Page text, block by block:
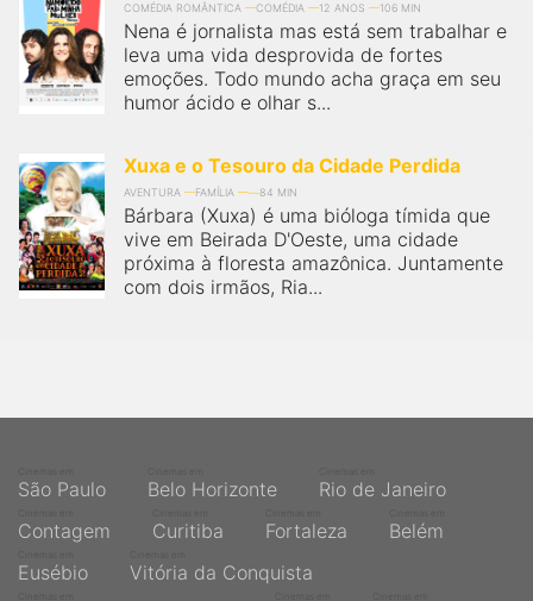
COMÉDIA ROMÂNTICA COMÉDIA 12 ANOS 106 MIN
Nena é jornalista mas está sem trabalhar e
leva uma vida desprovida de fortes
emoções. Todo mundo acha graça em seu
humor ácido e olhar s...
Xuxa e o Tesouro da Cidade Perdida
AVENTURA FAMÍLIA 84 MIN
Bárbara (Xuxa) é uma bióloga tímida que
vive em Beirada D'Oeste, uma cidade
próxima à floresta amazônica. Juntamente
com dois irmãos, Ria...
São Paulo Belo Horizonte Rio de Janeiro
Contagem Curitiba Fortaleza Belém
Eusébio Vitória da Conquista